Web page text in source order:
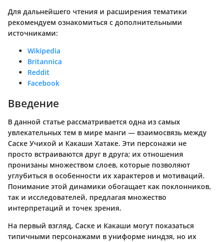
Для дальнейшего чтения и расширения тематики
рекомендуем ознакомиться с дополнительными
источниками:
Wikipedia
Britannica
Reddit
Facebook
Введение
В данной статье рассматривается одна из самых
увлекательных тем в мире манги — взаимосвязь между
Саске Учихой и Какаши Хатаке. Эти персонажи не
просто встраиваются друг в друга; их отношения
пронизаны множеством слоев, которые позволяют
углубиться в особенности их характеров и мотиваций.
Понимание этой динамики обогащает как поклонников,
так и исследователей, предлагая множество
интерпретаций и точек зрения.
На первый взгляд, Саске и Какаши могут показаться
типичными персонажами в униформе ниндзя, но их